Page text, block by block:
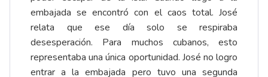
embajada se encontró con el caos total. José
relata que ese día solo se respiraba
desesperación. Para muchos cubanos, esto
representaba una única oportunidad. José no logro
entrar a la embajada pero tuvo una segunda